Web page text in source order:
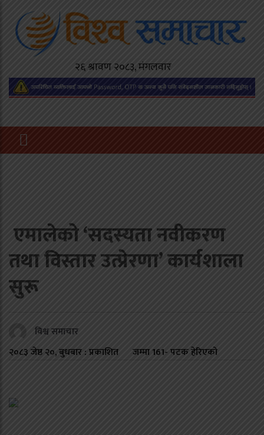
एमालेको ‘सदस्यता नवीकरण
तथा विस्तार उत्प्रेरणा’ कार्यशाला
सुरू
विश्व समाचार
२०८३ जेष्ठ २०, बुधबार : प्रकाशित
जम्मा161- पटक हेरिएको